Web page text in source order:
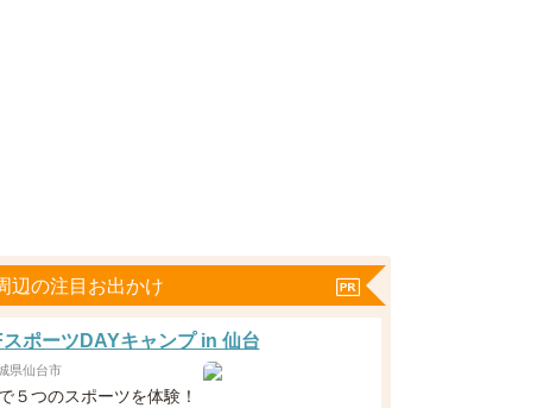
辺の注目お出かけ
ポーツDAYキャンプ in 仙台
県仙台市
５つのスポーツを体験！